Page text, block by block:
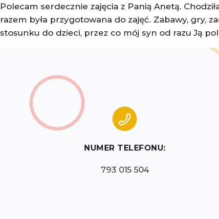
Polecam serdecznie zajęcia z Panią Anetą.
razem była przygotowana do zajęć. Zabawy, gry,
stosunku do dzieci, przez co mój syn od razu Ją
NUMER TELEFONU:
793 015 504